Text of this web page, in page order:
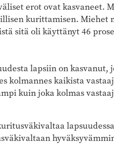
erot ovat kasvaneet.
kurittamisen. Miehet
sitä oli käyttänyt 46
lapsiin on kasvanut,
kolmannes kaikista
kuin joka kolmas